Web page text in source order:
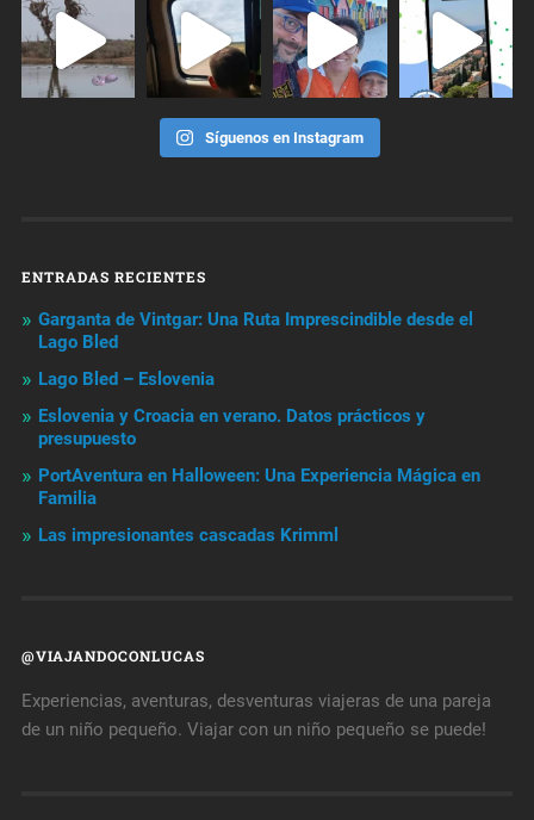
Síguenos en Instagram
ENTRADAS RECIENTES
Garganta de Vintgar: Una Ruta Imprescindible desde el
Lago Bled
Lago Bled – Eslovenia
Eslovenia y Croacia en verano. Datos prácticos y
presupuesto
PortAventura en Halloween: Una Experiencia Mágica en
Familia
Las impresionantes cascadas Krimml
@VIAJANDOCONLUCAS
Experiencias, aventuras, desventuras viajeras de una pareja
de un niño pequeño. Viajar con un niño pequeño se puede!